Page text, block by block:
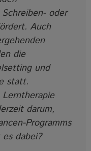
oder
Auch
die
und
statt.
darum,
Programms
dabei?